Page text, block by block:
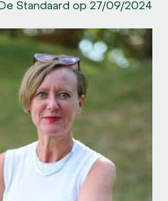
Standaard op 27/09/2024